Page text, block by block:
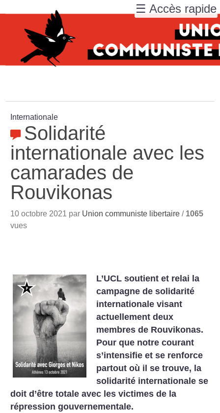
Internationale
Solidarité
internationale avec les
camarades de
Rouvikonas
10 octobre 2021 par Union communiste libertaire / 1065
vues
L’UCL soutient et relai la
campagne de solidarité
internationale visant
actuellement deux
membres de Rouvikonas.
Pour que notre courant
s’intensifie et se renforce
partout où il se trouve, la
solidarité internationale se
doit d’être totale avec les victimes de la
répression gouvernementale.
☰ Accès rapide